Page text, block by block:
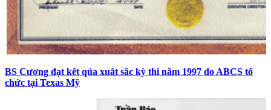
BS Cương đạt kết qủa xuất sắc kỳ thi năm 1997 do ABCS tổ
chức tại Texas Mỹ